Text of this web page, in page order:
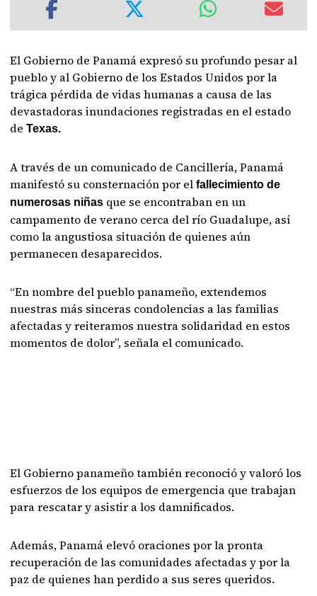
El Gobierno de Panamá expresó su profundo pesar al
pueblo y al Gobierno de los Estados Unidos por la
trágica pérdida de vidas humanas a causa de las
devastadoras inundaciones registradas en el estado
deTexas.
A través de un comunicado de Cancillería, Panamá
manifestó su consternación por elfallecimiento de
numerosas niñas que se encontraban en un
campamento de verano cerca del río Guadalupe, así
como la angustiosa situación de quienes aún
permanecen desaparecidos.
“En nombre del pueblo panameño, extendemos
nuestras más sinceras condolencias a las familias
afectadas y reiteramos nuestra solidaridad en estos
momentos de dolor”, señala el comunicado.
El Gobierno panameño también reconoció y valoró los
esfuerzos de los equipos de emergencia que trabajan
para rescatar y asistir a los damnificados.
Además, Panamá elevó oraciones por la pronta
recuperación de las comunidades afectadas y por la
paz de quienes han perdido a sus seres queridos.